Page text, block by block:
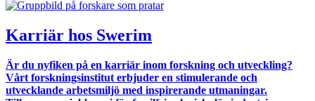
Karriär hos Swerim
Är du nyfiken på en karriär inom forskning och utveckling?
Vårt forskningsinstitut erbjuder en stimulerande och
utvecklande arbetsmiljö med inspirerande utmaningar.